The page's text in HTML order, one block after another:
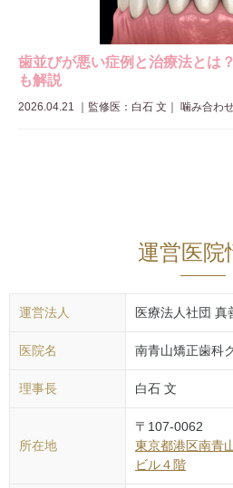
歯並びが悪い症例と治療法とは
も解説
2026.04.21 監修医：白石 文 ｜ 噛み合わ
運営医院
運営法人 医療法人社団 真
医院名 南青山矯正歯科
理事長 白石 文
所在地
〒 107-0062
東京都港区南青
ビル４階